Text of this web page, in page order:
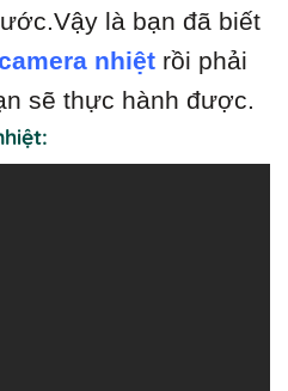
Vậy là bạn đã biết
nhiệt rồi phải
sẽ thực hành được.